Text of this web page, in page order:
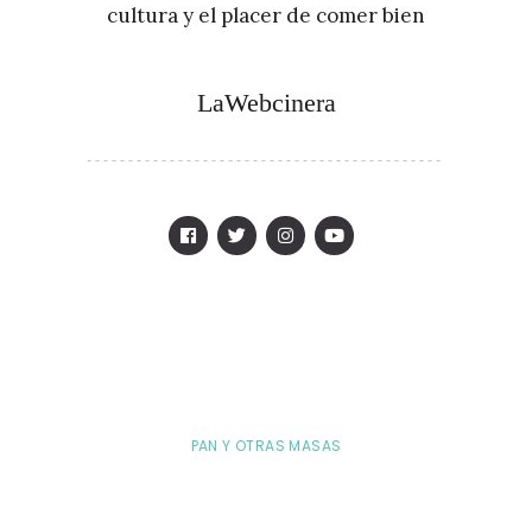
cultura y el placer de comer bien
LaWebcinera
PAN Y OTRAS MASAS